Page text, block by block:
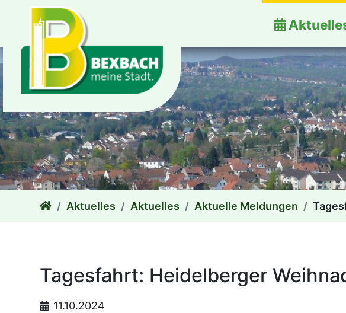
zum Inhalt
Aktuelles Aktuelles Aktuelle Meldungen
Tagesfahrt: Heidelberger
11.10.2024